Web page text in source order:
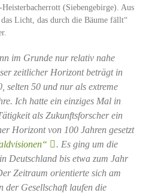
(Siebengebirge). Aus
Licht, das durch die Bäume fällt“
im Grunde nur relativ nahe
zeitlicher Horizont beträgt in
selten 50 und nur als extreme
Ich hatte ein einziges Mal in
als Zukunftsforscher ein
Horizont von 100 Jahren gesetzt
. Es ging um die
Deutschland bis etwa zum Jahr
Zeitraum orientierte sich am
der Gesellschaft laufen die